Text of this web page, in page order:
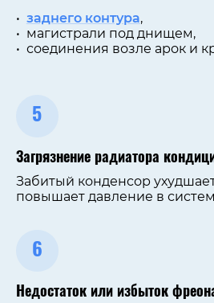
заднего контура,
магистрали под днищем,
соединения возле арок и
5
Загрязнение радиатора
Забитый конденсор
повышает давление в
6
Недостаток или избыток